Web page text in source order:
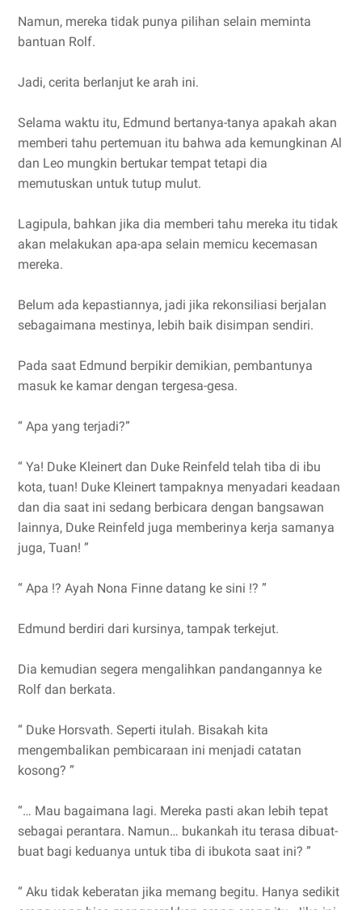
Namun, mereka tidak punya pilihan selain meminta
bantuan Rolf.
Jadi, cerita berlanjut ke arah ini.
Selama waktu itu, Edmund bertanya-tanya apakah akan
memberi tahu pertemuan itu bahwa ada kemungkinan Al
dan Leo mungkin bertukar tempat tetapi dia
memutuskan untuk tutup mulut.
Lagipula, bahkan jika dia memberi tahu mereka itu tidak
akan melakukan apa-apa selain memicu kecemasan
mereka.
Belum ada kepastiannya, jadi jika rekonsiliasi berjalan
sebagaimana mestinya, lebih baik disimpan sendiri.
Pada saat Edmund berpikir demikian, pembantunya
masuk ke kamar dengan tergesa-gesa.
“ Apa yang terjadi?”
“ Ya! Duke Kleinert dan Duke Reinfeld telah tiba di ibu
kota, tuan! Duke Kleinert tampaknya menyadari keadaan
dan dia saat ini sedang berbicara dengan bangsawan
lainnya, Duke Reinfeld juga memberinya kerja samanya
juga, Tuan! ”
“ Apa !? Ayah Nona Finne datang ke sini !? ”
Edmund berdiri dari kursinya, tampak terkejut.
Dia kemudian segera mengalihkan pandangannya ke
Rolf dan berkata.
“ Duke Horsvath. Seperti itulah. Bisakah kita
mengembalikan pembicaraan ini menjadi catatan
kosong? ”
“… Mau bagaimana lagi. Mereka pasti akan lebih tepat
sebagai perantara. Namun… bukankah itu terasa dibuat-
buat bagi keduanya untuk tiba di ibukota saat ini? ”
“ Aku tidak keberatan jika memang begitu. Hanya sedikit